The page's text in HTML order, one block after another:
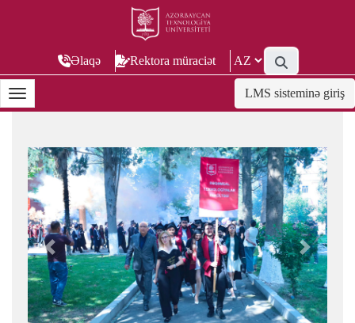
Əlaqə Rektora müraciət
LMS sisteminə giriş
Previous Next